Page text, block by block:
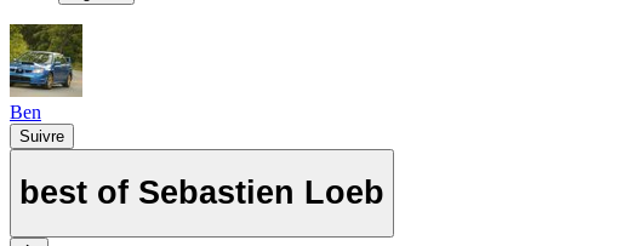
Ben
Suivre
best of Sebastien Loeb